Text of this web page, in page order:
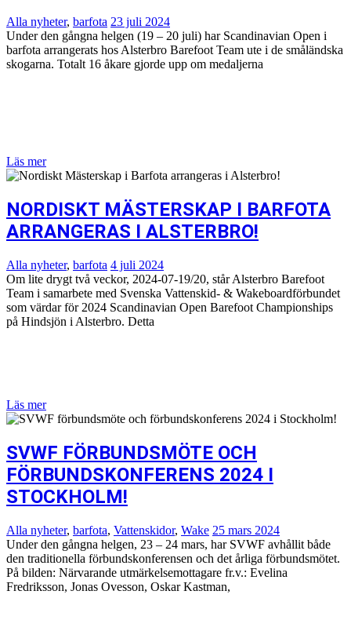
Alla nyheter, barfota 23 juli 2024
Under den gångna helgen (19 – 20 juli) har Scandinavian Open i
barfota arrangerats hos Alsterbro Barefoot Team ute i de småländska
skogarna. Totalt 16 åkare gjorde upp om medaljerna
Läs mer
NORDISKT MÄSTERSKAP I BARFOTA
ARRANGERAS I ALSTERBRO!
Alla nyheter, barfota 4 juli 2024
Om lite drygt två veckor, 2024-07-19/20, står Alsterbro Barefoot
Team i samarbete med Svenska Vattenskid- & Wakeboardförbundet
som värdar för 2024 Scandinavian Open Barefoot Championships
på Hindsjön i Alsterbro. Detta
Läs mer
SVWF FÖRBUNDSMÖTE OCH
FÖRBUNDSKONFERENS 2024 I
STOCKHOLM!
Alla nyheter, barfota, Vattenskidor, Wake 25 mars 2024
Under den gångna helgen, 23 – 24 mars, har SVWF avhållit både
den traditionella förbundskonferensen och det årliga förbundsmötet.
På bilden: Närvarande utmärkelsemottagare fr.v.: Evelina
Fredriksson, Jonas Ovesson, Oskar Kastman,